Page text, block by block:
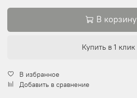
В корзину
Купить в 1 клик
В избранное
Добавить в сравнение